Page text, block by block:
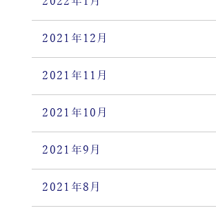
2021年12月
2021年11月
2021年10月
2021年9月
2021年8月